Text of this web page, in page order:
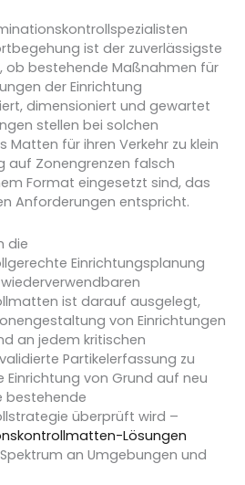
ist der zuverlässigste
ob bestehende Maßnahmen für
der Einrichtung
dimensioniert und gewartet
stellen bei solchen
Matten für ihren Verkehr zu klein
auf Zonengrenzen falsch
Format eingesetzt sind, das
Anforderungen entspricht.
die
Einrichtungsplanung
ist darauf ausgelegt,
von Einrichtungen
an jedem kritischen
Partikelerfassung zu
Einrichtung von Grund auf neu
bestehende
überprüft wird –
Lösungen
an Umgebungen und